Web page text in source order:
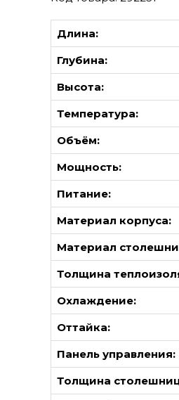
Длина:
Глубина:
Высота:
Температура:
Объём:
Мощность:
Питание:
Материал корпуса:
Материал
Толщина
Охлаждение:
Оттайка:
Панель управления:
Толщина